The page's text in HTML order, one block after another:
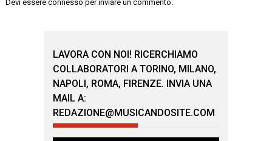
Devi essereconnesso per inviare un commento.
LAVORA CON NOI! RICERCHIAMO
COLLABORATORI A TORINO, MILANO,
NAPOLI, ROMA, FIRENZE. INVIA UNA
MAIL A:
REDAZIONE@MUSICANDOSITE.COM